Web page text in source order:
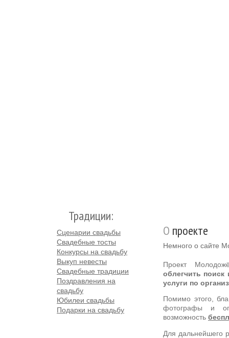
Традиции:
Сценарии свадьбы
Свадебные тосты
Конкурсы на свадьбу
Выкуп невесты
Свадебные традиции
Поздравления на
свадьбу
Юбилеи свадьбы
Подарки на свадьбу
О проекте
Немного о сайте
Проект
облегчить
услуги по
Помимо этого,
фотографы и
возможность
Для дальнейшего